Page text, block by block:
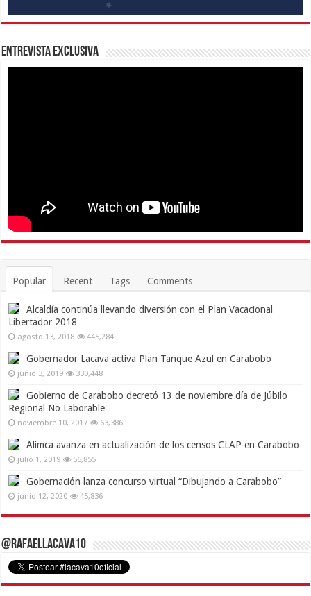
Entrevista Exclusiva
Popular Recent Tags Comments
Alcaldía continúa llevando diversión con el Plan Vacacional
Libertador 2018
agosto 13, 2018 445,284
Gobernador Lacava activa Plan Tanque Azul en Carabobo
junio 3, 2019 330,448
Gobierno de Carabobo decretó 13 de noviembre día de Júbilo
Regional No Laborable
noviembre 10, 2017 63,386
Alimca avanza en actualización de los censos CLAP en Carabobo
julio 1, 2019 56,855
Gobernación lanza concurso virtual “Dibujando a Carabobo”
junio 12, 2020 45,836
@RafaelLacava10